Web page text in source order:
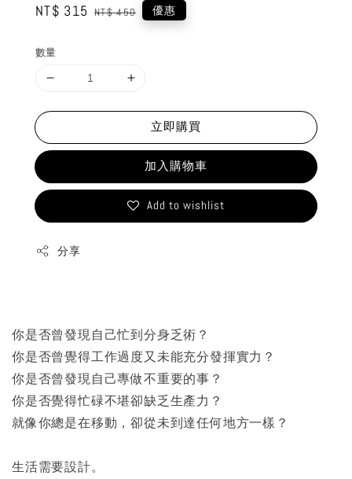
Sale
NT$ 315 Regular
NT$ 450 優惠
數量
立即購買
加入購物車
Add to wishlist
分享
你是否曾發現自己忙到分身乏術？
你是否曾覺得工作過度又未能充分發揮實力？
你是否曾發現自己專做不重要的事？
你是否覺得忙碌不堪卻缺乏生產力？
就像你總是在移動，卻從未到達任何地方一樣？
生活需要設計。